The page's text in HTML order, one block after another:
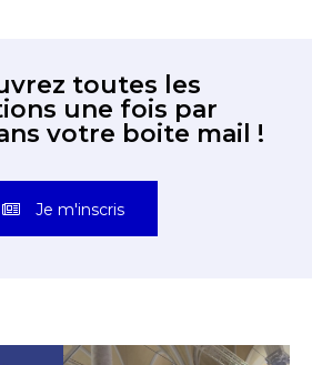
toutes les
une fois par
votre boite mail !
Je m'inscris